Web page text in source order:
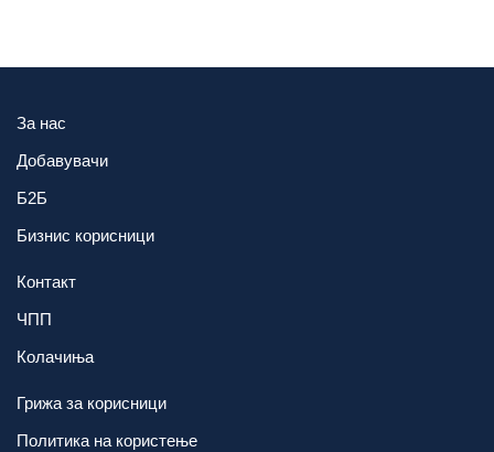
За нас
Добавувачи
Б2Б
Бизнис корисници
Контакт
ЧПП
Колачиња
Грижа за корисници
Политика на користење